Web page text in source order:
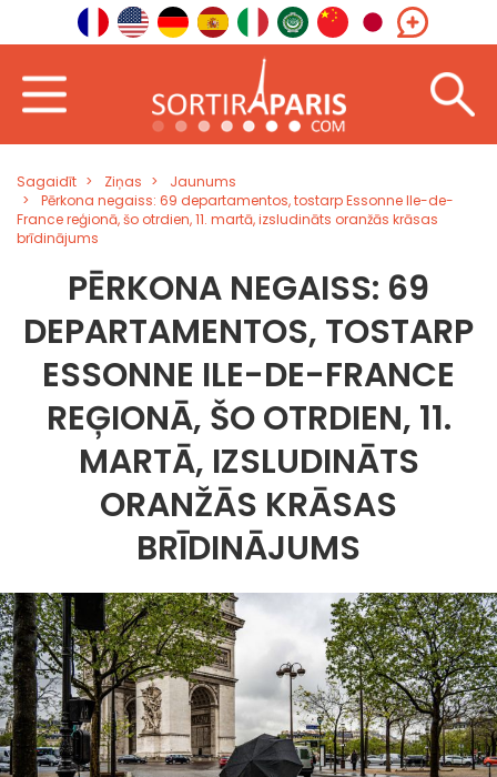
Sagaidīt Ziņas
Jaunums
Pērkona negaiss: 69 departamentos, tostarp Essonne Ile-de-
France reģionā, šo otrdien, 11. martā, izsludināts oranžās krāsas
brīdinājums
PĒRKONA NEGAISS: 69
DEPARTAMENTOS, TOSTARP
ESSONNE ILE-DE-FRANCE
REĢIONĀ, ŠO OTRDIEN, 11.
MARTĀ, IZSLUDINĀTS
ORANŽĀS KRĀSAS
BRĪDINĀJUMS